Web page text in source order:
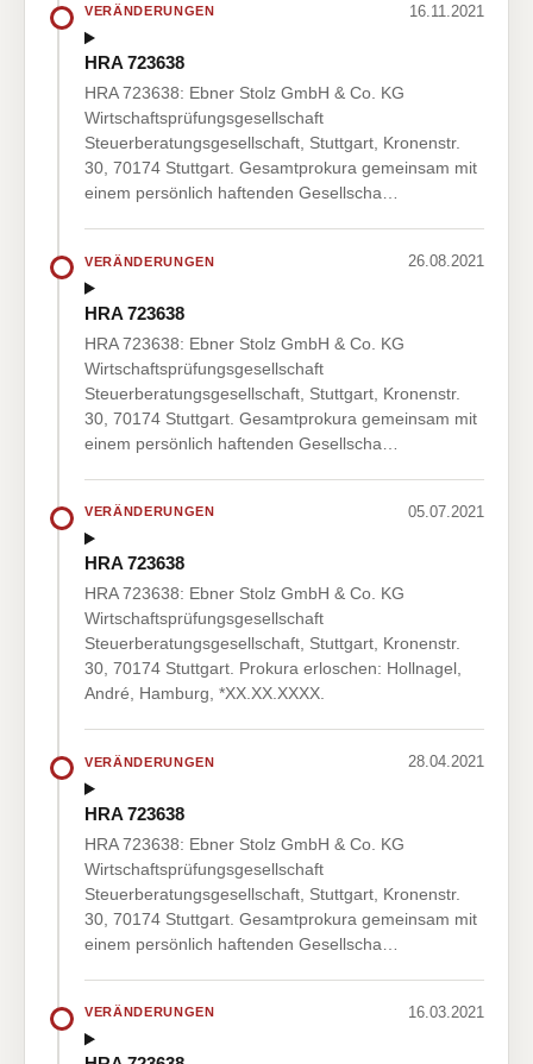
VERÄNDERUNGEN 16.11.2021
HRA 723638
HRA 723638: Ebner Stolz GmbH & Co. KG
Wirtschaftsprüfungsgesellschaft
Steuerberatungsgesellschaft, Stuttgart, Kronenstr.
30, 70174 Stuttgart. Gesamtprokura gemeinsam mit
einem persönlich haftenden Gesellscha…
VERÄNDERUNGEN 26.08.2021
HRA 723638
HRA 723638: Ebner Stolz GmbH & Co. KG
Wirtschaftsprüfungsgesellschaft
Steuerberatungsgesellschaft, Stuttgart, Kronenstr.
30, 70174 Stuttgart. Gesamtprokura gemeinsam mit
einem persönlich haftenden Gesellscha…
VERÄNDERUNGEN 05.07.2021
HRA 723638
HRA 723638: Ebner Stolz GmbH & Co. KG
Wirtschaftsprüfungsgesellschaft
Steuerberatungsgesellschaft, Stuttgart, Kronenstr.
30, 70174 Stuttgart. Prokura erloschen: Hollnagel,
André, Hamburg, *XX.XX.XXXX.
VERÄNDERUNGEN 28.04.2021
HRA 723638
HRA 723638: Ebner Stolz GmbH & Co. KG
Wirtschaftsprüfungsgesellschaft
Steuerberatungsgesellschaft, Stuttgart, Kronenstr.
30, 70174 Stuttgart. Gesamtprokura gemeinsam mit
einem persönlich haftenden Gesellscha…
VERÄNDERUNGEN 16.03.2021